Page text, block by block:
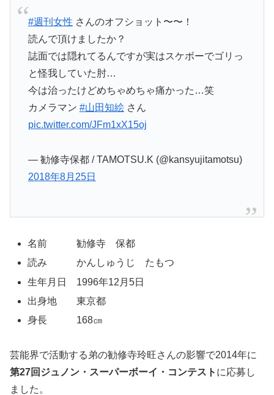
#週刊女性 さんのオフショット〜〜！
読んで頂けましたか？
誌面では隠れてるんですが実はスケボーでゴリっ
と怪我していた肘…
今は治ったけどめちゃめちゃ痛かった…笑
カメラマン #山田知絵さん
pic.twitter.com/JFm1xX15oj
— 勧修寺保都 / TAMOTSU.K (@kansyujitamotsu)
2018年8月25日
名前 勧修寺 保都
読み かんしゅうじ たもつ
生年月日 1996年12月5日
出身地 東京都
身長 168㎝
芸能界で活動する弟の勧修寺玲旺さんの影響で2014年に
第27回ジュノン・スーパーボーイ・コンテスト に応募し
ました。